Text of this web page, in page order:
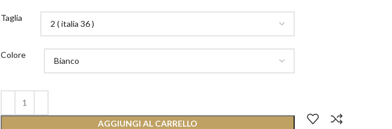
Taglia
Colore
AGGIUNGI AL CARRELLO